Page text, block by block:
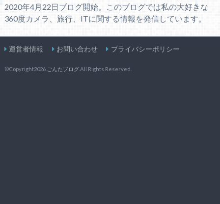
2020年4月22日ブログ開始。このブログでは私の大好きな
360度カメラ、旅行、ITに関する情報を発信しています。
運営者情報 お問い合わせ プライバシーポリシー
©Copyright2026 ごんたブログ.All Rights Reserved.